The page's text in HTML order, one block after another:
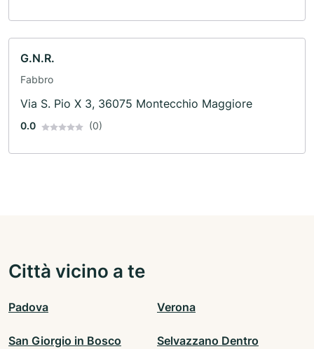
G.N.R.
Fabbro
Via S. Pio X 3, 36075 Montecchio Maggiore
0.0 (0)
Città vicino a te
Padova Verona
San Giorgio in Bosco Selvazzano Dentro